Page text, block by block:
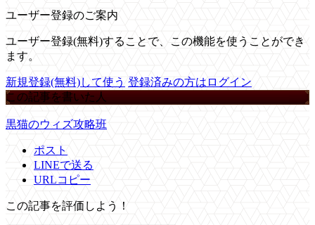
ユーザー登録のご案内
ユーザー登録(無料)することで、この機能を使うことができ
ます。
新規登録(無料)して使う 登録済みの方はログイン
この記事を書いた人
黒猫のウィズ攻略班
ポスト
LINEで送る
URLコピー
この記事を評価しよう！